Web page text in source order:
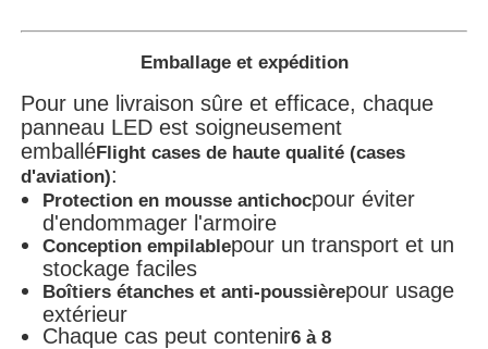
Emballage et expédition
Pour une livraison sûre et efficace, chaque
panneau LED est soigneusement
emballéFlight cases de haute qualité (cases
d'aviation):
Protection en mousse antichocpour éviter
d'endommager l'armoire
Conception empilablepour un transport et un
stockage faciles
Boîtiers étanches et anti-poussièrepour usage
extérieur
Chaque cas peut contenir6 à 8